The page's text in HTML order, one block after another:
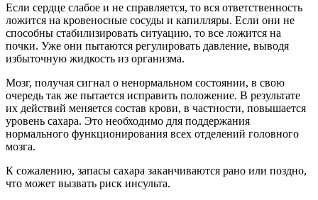
Если сердце слабое и не справляется, то вся ответственность
ложится на кровеносные сосуды и капилляры. Если они не
способны стабилизировать ситуацию, то все ложится на
почки. Уже они пытаются регулировать давление, выводя
избыточную жидкость из организма.
Мозг, получая сигнал о ненормальном состоянии, в свою
очередь так же пытается исправить положение. В результате
их действий меняется состав крови, в частности, повышается
уровень сахара. Это необходимо для поддержания
нормального функционирования всех отделений головного
мозга.
К сожалению, запасы сахара заканчиваются рано или поздно,
что может вызвать риск инсульта.